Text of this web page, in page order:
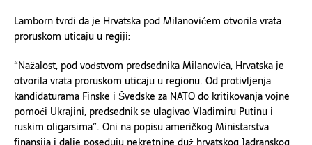
Lamborn tvrdi da je Hrvatska pod Milanovićem otvorila vrata
proruskom uticaju u regiji:
“Nažalost, pod vođstvom predsednika Milanovića, Hrvatska je
otvorila vrata proruskom uticaju u regionu. Od protivljenja
kandidaturama Finske i Švedske za NATO do kritikovanja vojne
pomoći Ukrajini, predsednik se ulagivao Vladimiru Putinu i
ruskim oligarsima”. Oni na popisu američkog Ministarstva